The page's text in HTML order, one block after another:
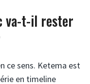
va-t-il rester
ce sens. Ketema est
en timeline